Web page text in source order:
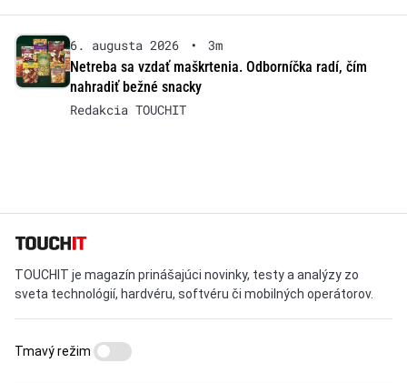
6. augusta 2026 •
3m
Netreba sa vzdať maškrtenia. Odborníčka radí, čím
nahradiť bežné snacky
Redakcia TOUCHIT
TOUCHIT je magazín prinášajúci novinky, testy a analýzy zo
sveta technológií, hardvéru, softvéru či mobilných operátorov.
Tmavý režim